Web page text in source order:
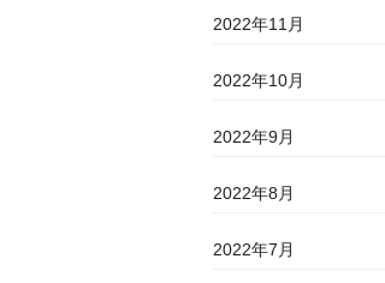
2022年11月
2022年10月
2022年9月
2022年8月
2022年7月